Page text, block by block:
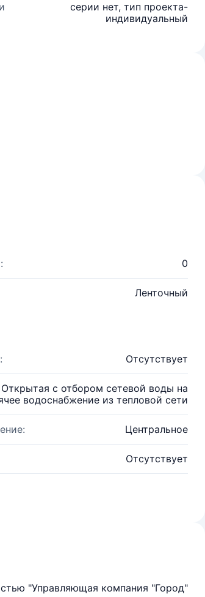
серии нет, тип проекта-
индивидуальный
0
Ленточный
Отсутствует
Открытая с отбором сетевой воды на
водоснабжение из тепловой сети
Центральное
Отсутствует
"Управляющая компания "Город"